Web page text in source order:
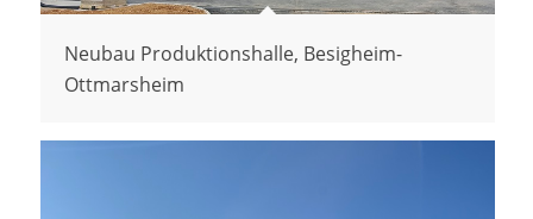
Neubau Produktionshalle, Besigheim-
Ottmarsheim